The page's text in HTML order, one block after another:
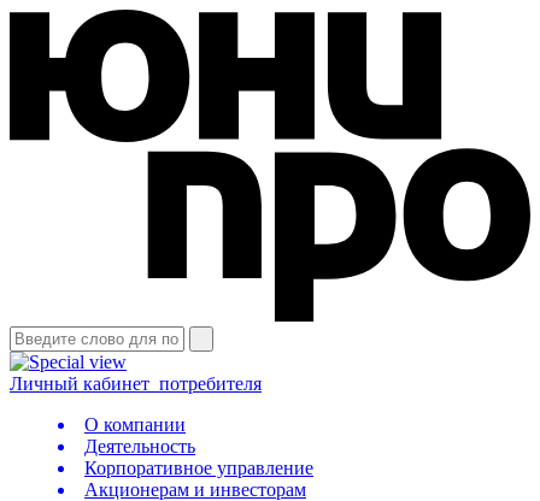
Личный кабинет потребителя
О компании
Деятельность
Корпоративное управление
Акционерам и инвесторам